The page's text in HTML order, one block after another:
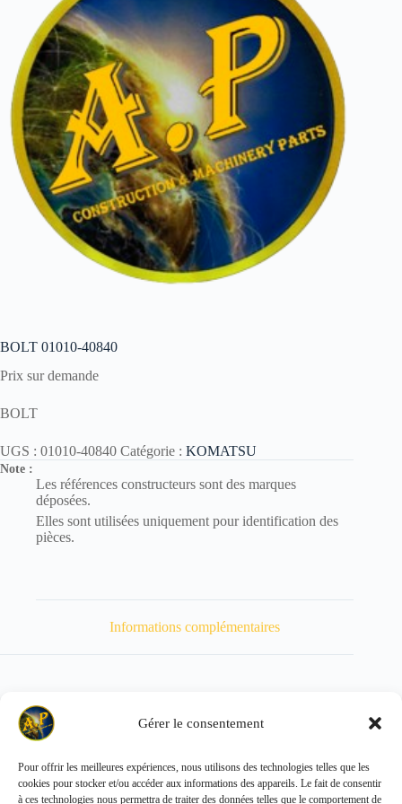
Gérer le consentement
Pour offrir les meilleures expériences, nous utilisons des technologies telles que les
cookies pour stocker et/ou accéder aux informations des appareils. Le fait de consentir
à ces technologies nous permettra de traiter des données telles que le comportement de
BOLT 01010-40840
Prix sur demande
BOLT
UGS : 01010-40840 Catégorie : KOMATSU
Note :
Les références constructeurs sont des marques
déposées.
Elles sont utilisées uniquement pour identification des
pièces.
Informations complémentaires
Poids 20 kg
Copyright © 2026 - ALL PARTS FRANCE SAS